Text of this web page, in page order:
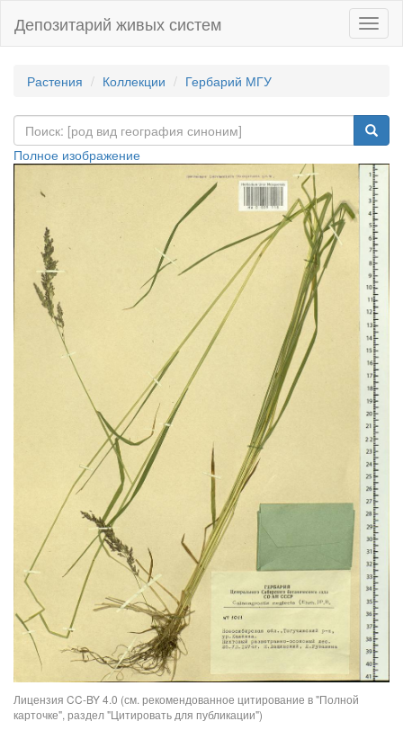
Депозитарий живых систем
Растения Коллекции Гербарий МГУ
Полное изображение
Лицензия CC-BY 4.0 (см. рекомендованное цитирование в "Полной
карточке", раздел "Цитировать для публикации")